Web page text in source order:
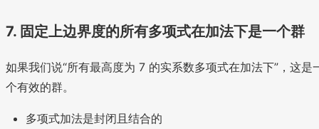
C
7. 固定上边界度的所有多项式在加法下是一个群
如果我们说“所有最高度为 7 的实系数多项式在加法下”，这是
个有效的群。
多项式加法是封闭且结合的